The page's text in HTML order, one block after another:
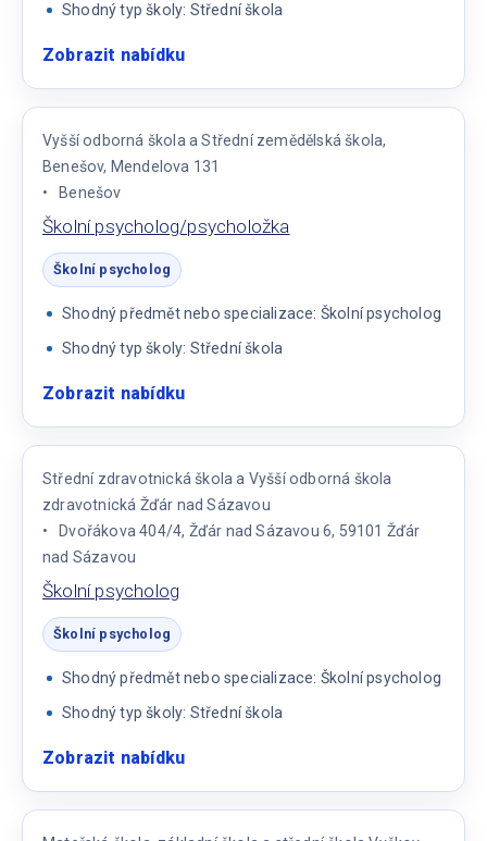
Shodný typ školy: Střední škola
Zobrazit nabídku:
psycholog
Vyšší odborná škola a Střední zemědělská škola,
Benešov, Mendelova 131
Benešov
Školní psycholog/psycholožka
Školní psycholog
Shodný předmět nebo specializace: Školní psycholog
Shodný typ školy: Střední škola
Zobrazit nabídku:
psycholog/psycholožka
Střední zdravotnická škola a Vyšší odborná škola
zdravotnická Žďár nad Sázavou
Dvořákova 404/4, Žďár nad Sázavou 6, 59101 Žďár
nad Sázavou
Školní psycholog
Školní psycholog
Shodný předmět nebo specializace: Školní psycholog
Shodný typ školy: Střední škola
Zobrazit nabídku:
psycholog